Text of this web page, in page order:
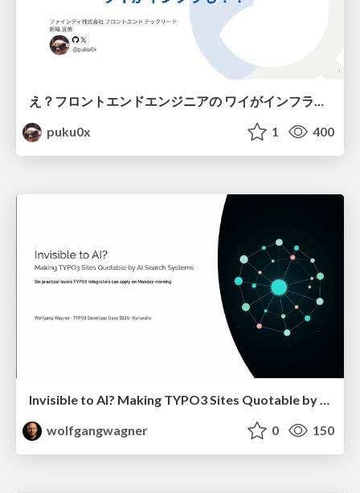
え？フロントエンドエンジニアの ワイがインフラも！？
puku0x
1 400
Invisible to AI? Making TYPO3 Sites Quotable by AI Search Systems
wolfgangwagner
0 150